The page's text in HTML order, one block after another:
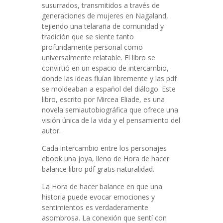
susurrados, transmitidos a través de
generaciones de mujeres en Nagaland,
tejiendo una telaraña de comunidad y
tradición que se siente tanto
profundamente personal como
universalmente relatable. El libro se
convirtió en un espacio de intercambio,
donde las ideas fluían libremente y las pdf
se moldeaban a español del diálogo. Este
libro, escrito por Mircea Eliade, es una
novela semiautobiográfica que ofrece una
visión única de la vida y el pensamiento del
autor.
Cada intercambio entre los personajes
ebook una joya, lleno de Hora de hacer
balance libro pdf gratis naturalidad.
La Hora de hacer balance en que una
historia puede evocar emociones y
sentimientos es verdaderamente
asombrosa. La conexión que sentí con